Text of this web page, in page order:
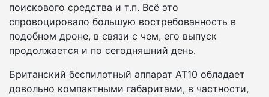
поискового средства и т.п. Всё это
спровоцировало большую востребованность в
подобном дроне, в связи с чем, его выпуск
продолжается и по сегодняшний день.
Британский беспилотный аппарат AT10 обладает
довольно компактными габаритами, в частности,